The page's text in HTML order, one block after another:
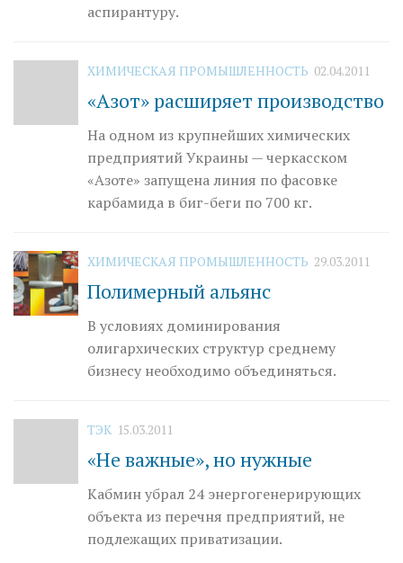
аспирантуру.
ХИМИЧЕСКАЯ ПРОМЫШЛЕННОСТЬ 02.04.2011
«Азот» расширяет производство
На одном из крупнейших химических
предприятий Украины — черкасском
«Азоте» запущена линия по фасовке
карбамида в биг-беги по 700 кг.
ХИМИЧЕСКАЯ ПРОМЫШЛЕННОСТЬ 29.03.2011
Полимерный альянс
В условиях доминирования
олигархических структур среднему
бизнесу необходимо объединяться.
ТЭК 15.03.2011
«Не важные», но нужные
Кабмин убрал 24 энергогенерирующих
объекта из перечня предприятий, не
подлежащих приватизации.